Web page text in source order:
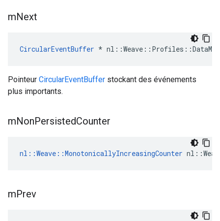
mNext
CircularEventBuffer *
Pointeur CircularEventBuffer stockant des événements
plus importants.
mNonPersistedCounter
nl::Weave::MonotonicallyIncreasingCounter
mPrev